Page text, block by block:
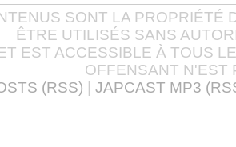
SONT LA PROPRIÉTÉ
ÊTRE UTILISÉS SANS
EST ACCESSIBLE À TOUS
OFFENSANT N'EST
(RSS)
JAPCAST MP3